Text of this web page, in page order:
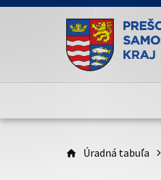
Doména psk.sk
Toto je
Úradná tabuľa